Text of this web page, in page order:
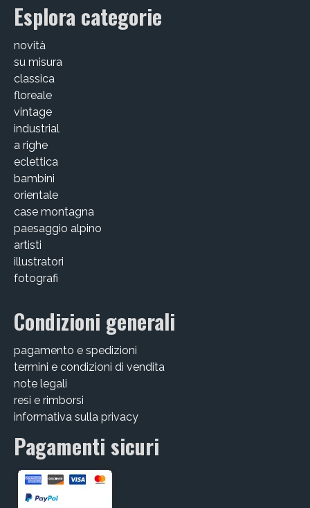
Esplora categorie
novità
su misura
classica
floreale
vintage
industrial
a righe
eclettica
bambini
orientale
case montagna
paesaggio alpino
artisti
illustratori
fotografi
Condizioni generali
pagamento e spedizioni
termini e condizioni di vendita
note legali
resi e rimborsi
informativa sulla privacy
Pagamenti sicuri